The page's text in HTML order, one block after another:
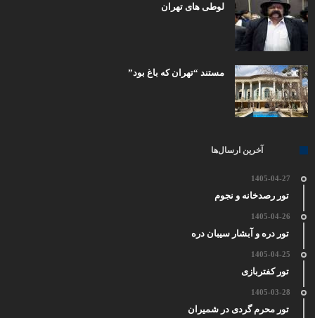
لوطی های تهران
مستند “تهران که باغ بود”
آخرین ارسال‌ها
1405-04-27
تور رصدخانه و نجوم
1405-04-26
تور دره و آبشار سیبان دره
1405-04-25
تور کفتربازی
1405-03-28
تور محرم گردی در شمیران